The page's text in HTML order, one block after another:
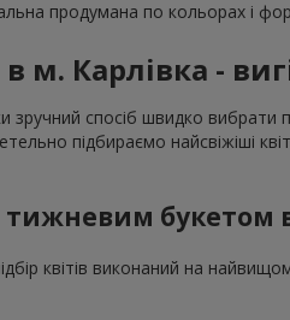
продумана по кольорах і
Карлівка -
зручний спосіб швидко
підбираємо найсвіжіші
тижневим букетом
квітів виконаний на